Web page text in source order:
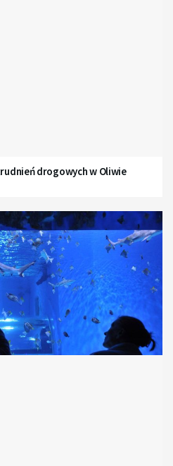
drogowych w Oliwie